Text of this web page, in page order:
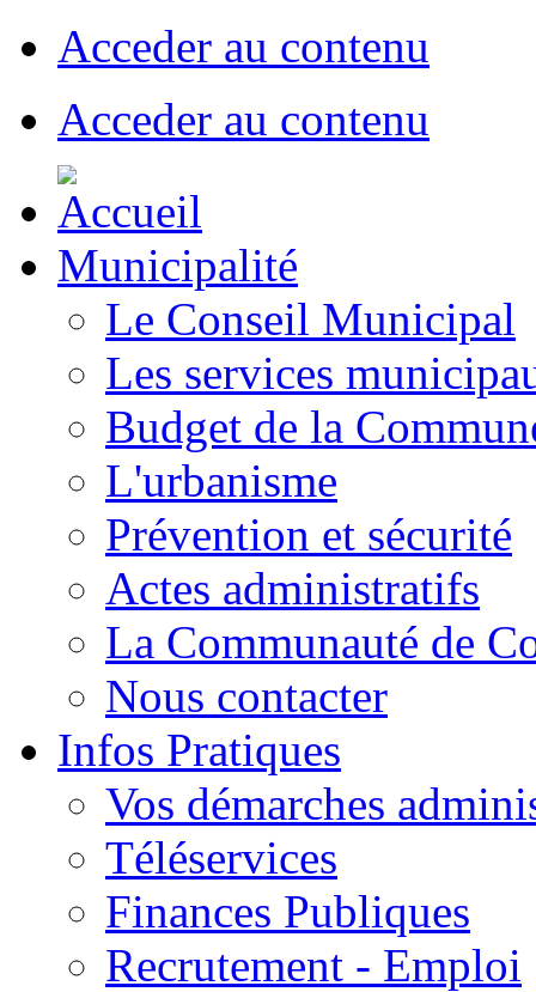
Acceder au contenu
Acceder au contenu
Municipalité
Le Conseil Municipal
Les services
Budget de la
L'urbanisme
Prévention et sécurité
Actes administratifs
La Communauté de
Nous contacter
Infos Pratiques
Vos démarches
Téléservices
Finances Publiques
Recrutement - Emploi